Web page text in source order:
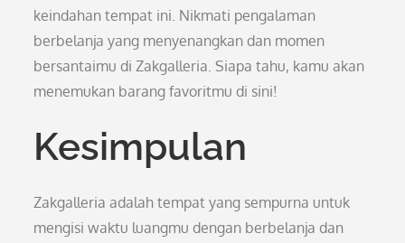
keindahan tempat ini. Nikmati pengalaman
berbelanja yang menyenangkan dan momen
bersantaimu di Zakgalleria. Siapa tahu, kamu akan
menemukan barang favoritmu di sini!
Kesimpulan
Zakgalleria adalah tempat yang sempurna untuk
mengisi waktu luangmu dengan berbelanja dan